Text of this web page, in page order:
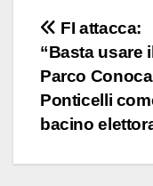
articoli
FI attacca:
“Basta usare
Parco
Ponticelli
bacino